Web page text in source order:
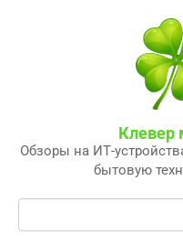
Клевер
Обзоры на ИТ-
бытовую
Поиск: